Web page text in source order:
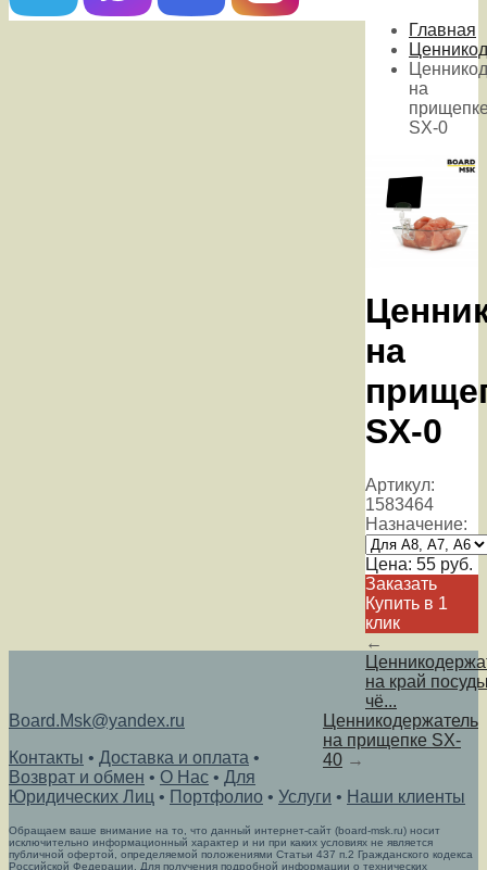
Главная
на
SX-0
на
SX-0
Артикул:
1583464
Назначение:
Цена: 55 руб.
Заказать
Купить в 1
клик
←
на край
чё...
Ценникодержатель
на прищепке SX-
40 →
Board.Msk@yandex.ru
Контакты • Доставка и оплата •
Возврат и обмен • О Нас • Для
Юридических Лиц • Портфолио • Услуги • Наши клиенты
Обращаем ваше внимание на то, что данный интернет-сайт (board-msk.ru) носит
исключительно информационный характер и ни при каких условиях не является
публичной офертой, определяемой положениями Статьи 437 п.2 Гражданского кодекса
Российской Федерации. Для получения подробной информации о технических